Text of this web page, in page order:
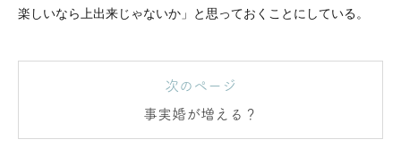
楽しいなら上出来じゃないか」と思っておくことにしている。
次のページ
事実婚が増える？